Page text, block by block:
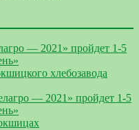
— 2021» пройдет 1-5
хлебозавода
— 2021» пройдет 1-5